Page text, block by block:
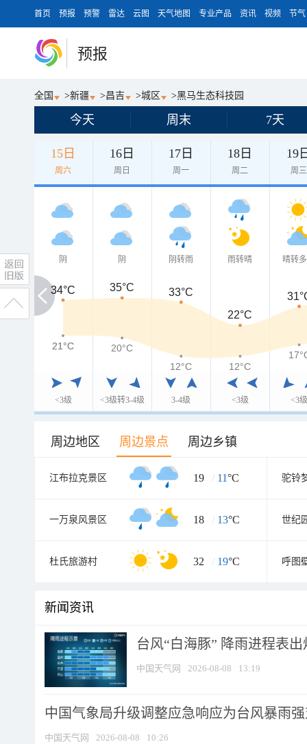
首页 预报 预警 雷达 云图 天气地图 专业产品 资讯 视频 节气
预报
全国 >新疆 >昌吉 >城区 >黑马生态科技园
今天 周末 7天
15日
周六
16日
周日
17日
周一
18日
周二
19
周三
阴
<3级
阴
<3级转3-4级
阴转雨
3-4级
雨转晴
<3级
晴转
<3级
34°C
34°C 35°C 33°C
22°C
21°C
21°C 20°C
12°C 12°C
周边地区 周边景点 周边乡镇
江布拉克景区 19 / 11°C
一万泉风景区 18 / 13°C 世纪
杜氏旅游村 32 / 19°C
新闻资讯
台风“白海豚” 降雨进程表
中国天气网 2026-08-08 13:19
中国气象局升级调整应急响应为台风暴雨
中国天气网 2026-08-08 10:26